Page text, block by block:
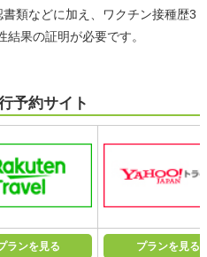
類などに加え、ワクチン接種歴3
果の証明が必要です。
予約サイト
ランを見る プランを見る